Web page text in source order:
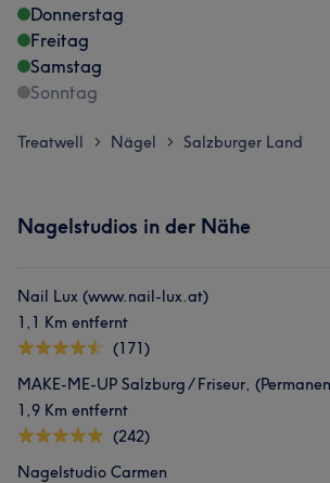
Donnerstag
Freitag
Samstag
Sonntag
Treatwell > Nägel > Salzburger Land
Nagelstudios in der Nähe
Nail Lux (www.nail-lux.at)
1,1 Km entfernt
(171)
1,9 Km entfernt
(242)
Nagelstudio Carmen